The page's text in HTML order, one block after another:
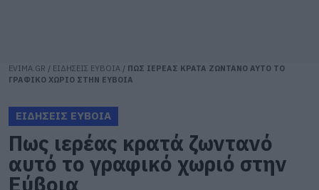
EVIMA.GR / ΕΙΔΗΣΕΙΣ ΕΥΒΟΙΑ / ΠΩΣ ΙΕΡΕΑΣ ΚΡΑΤΑ ΖΩΝΤΑΝΟ ΑΥΤΟ ΤΟ
ΓΡΑΦΙΚΟ ΧΩΡΙΟ ΣΤΗΝ ΕΥΒΟΙΑ
ΕΙΔΗΣΕΙΣ ΕΥΒΟΙΑ
Πως ιερέας κρατά ζωντανό
αυτό το γραφικό χωριό στην
Εύβοια